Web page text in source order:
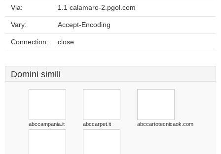
Via: 1.1 calamaro-2.pgol.com
Vary: Accept-Encoding
Connection: close
Domini simili
abccampania.it abccarpet.it abccartotecnicaok.com